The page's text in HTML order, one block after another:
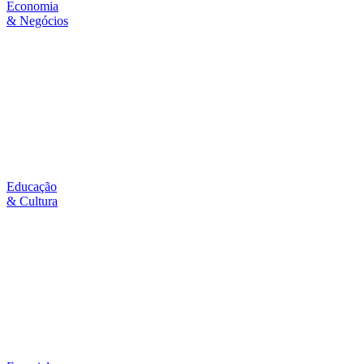
Economia
& Negócios
Educação
& Cultura